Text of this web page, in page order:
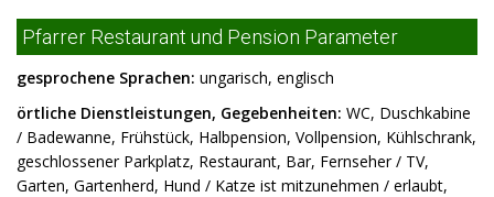
Pfarrer Restaurant und Pension Parameter
gesprochene Sprachen: ungarisch, englisch
örtliche Dienstleistungen, Gegebenheiten: WC, Duschkabine
/ Badewanne, Frühstück, Halbpension, Vollpension, Kühlschrank,
geschlossener Parkplatz, Restaurant, Bar, Fernseher / TV,
Garten, Gartenherd, Hund / Katze ist mitzunehmen / erlaubt,